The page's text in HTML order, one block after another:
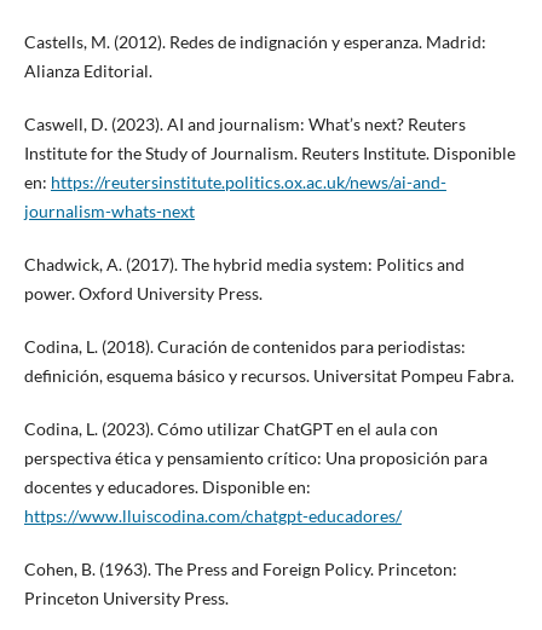
Castells, M. (2012). Redes de indignación y esperanza. Madrid:
Alianza Editorial.
Caswell, D. (2023). AI and journalism: What’s next? Reuters
Institute for the Study of Journalism. Reuters Institute. Disponible
en: https://reutersinstitute.politics.ox.ac.uk/news/ai-and-
journalism-whats-next
Chadwick, A. (2017). The hybrid media system: Politics and
power. Oxford University Press.
Codina, L. (2018). Curación de contenidos para periodistas:
definición, esquema básico y recursos. Universitat Pompeu Fabra.
Codina, L. (2023). Cómo utilizar ChatGPT en el aula con
perspectiva ética y pensamiento crítico: Una proposición para
docentes y educadores. Disponible en:
https://www.lluiscodina.com/chatgpt-educadores/
Cohen, B. (1963). The Press and Foreign Policy. Princeton:
Princeton University Press.